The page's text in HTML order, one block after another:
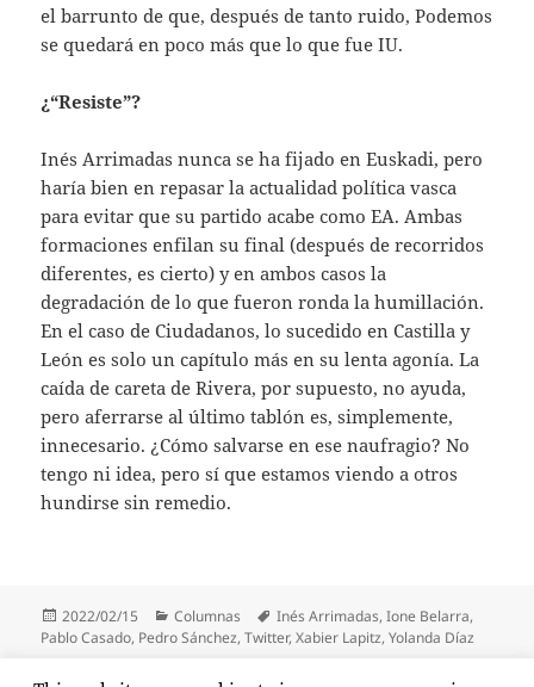
el barrunto de que, después de tanto ruido, Podemos
se quedará en poco más que lo que fue IU.
¿“Resiste”?
Inés Arrimadas nunca se ha fijado en Euskadi, pero
haría bien en repasar la actualidad política vasca
para evitar que su partido acabe como EA. Ambas
formaciones enfilan su final (después de recorridos
diferentes, es cierto) y en ambos casos la
degradación de lo que fueron ronda la humillación.
En el caso de Ciudadanos, lo sucedido en Castilla y
León es solo un capítulo más en su lenta agonía. La
caída de careta de Rivera, por supuesto, no ayuda,
pero aferrarse al último tablón es, simplemente,
innecesario. ¿Cómo salvarse en ese naufragio? No
tengo ni idea, pero sí que estamos viendo a otros
hundirse sin remedio.
Publicado
el
2022/02/15 Categorías
Columnas Etiquetas
Inés Arrimadas,Ione Belarra,
Pablo Casado, Pedro Sánchez,Twitter,Xabier Lapitz,Yolanda Díaz